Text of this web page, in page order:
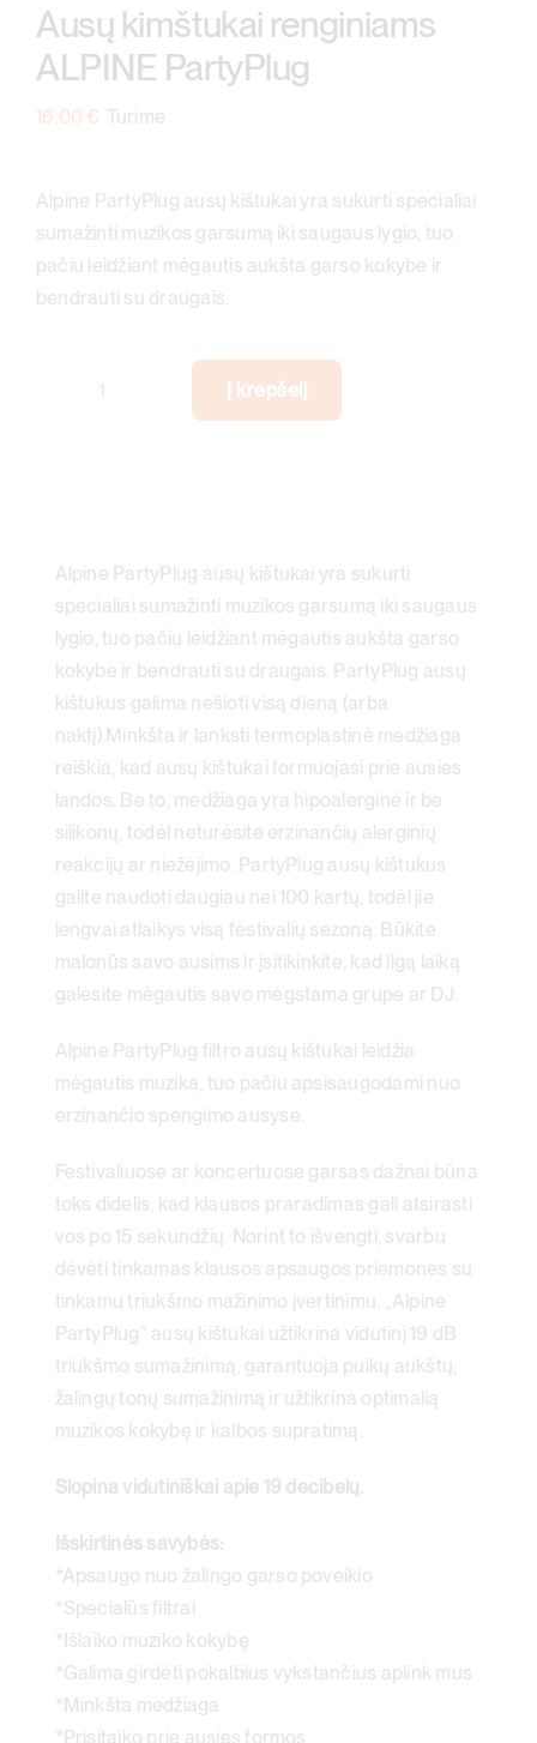
Ausų kimštukai renginiams
ALPINE PartyPlug
16,00 € Turime
Alpine PartyPlug ausų kištukai yra sukurti specialiai
sumažinti muzikos garsumą iki saugaus lygio, tuo
pačiu leidžiant mėgautis aukšta garso kokybe ir
bendrauti su draugais.
ALPINE
PartyPlug
Į krepšelį
Alpine PartyPlug ausų kištukai yra sukurti
specialiai sumažinti muzikos garsumą iki saugaus
lygio, tuo pačiu leidžiant mėgautis aukšta garso
kokybe ir bendrauti su draugais. PartyPlug ausų
kištukus galima nešioti visą dieną (arba
naktį).Minkšta ir lanksti termoplastinė medžiaga
reiškia, kad ausų kištukai formuojasi prie ausies
landos. Be to, medžiaga yra hipoalerginė ir be
silikonų, todėl neturėsite erzinančių alerginių
reakcijų ar niežėjimo .PartyPlug ausų kištukus
galite naudoti daugiau nei 100 kartų, todėl jie
lengvai atlaikys visą festivalių sezoną. Būkite
malonūs savo ausims ir įsitikinkite, kad ilgą laiką
galėsite mėgautis savo mėgstama grupe ar DJ.
Alpine PartyPlug filtro ausų kištukai leidžia
mėgautis muzika, tuo pačiu apsisaugodami nuo
erzinančio spengimo ausyse.
Festivaliuose ar koncertuose garsas dažnai būna
toks didelis, kad klausos praradimas gali atsirasti
vos po 15 sekundžių. Norint to išvengti, svarbu
dėvėti tinkamas klausos apsaugos priemones su
tinkamu triukšmo mažinimo įvertinimu. „Alpine
PartyPlug“ ausų kištukai užtikrina vidutinį 19 dB
triukšmo sumažinimą, garantuoja puikų aukštų,
žalingų tonų sumažinimą ir užtikrina optimalią
muzikos kokybę ir kalbos supratimą.
Slopina vidutiniškai apie 19 decibelų.
Išskirtinės savybės:
*Apsaugo nuo žalingo garso poveikio
*Specialūs filtrai
*Išlaiko muziko kokybę
*Galima girdėti pokalbius vykstančius aplink mus
*Minkšta medžiaga
*Prisitaiko prie ausies formos